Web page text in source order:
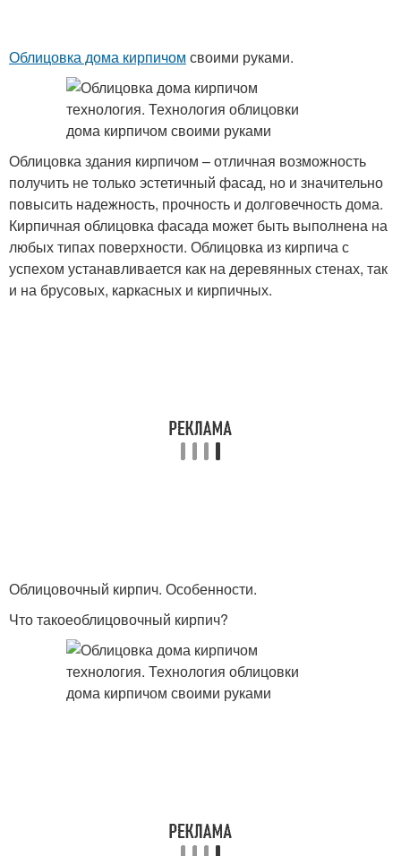
Облицовка дома кирпичом своими руками.
Облицовка здания кирпичом – отличная возможность
получить не только эстетичный фасад, но и значительно
повысить надежность, прочность и долговечность дома.
Кирпичная облицовка фасада может быть выполнена на
любых типах поверхности. Облицовка из кирпича с
успехом устанавливается как на деревянных стенах, так
и на брусовых, каркасных и кирпичных.
Облицовочный кирпич. Особенности.
Что такоеоблицовочный кирпич?